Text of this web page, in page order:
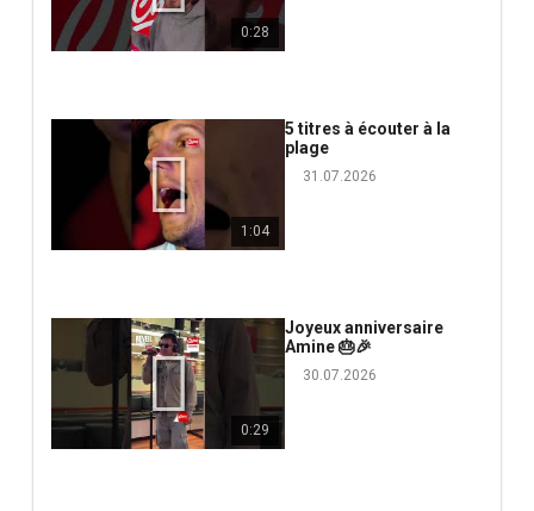
0:28
1:04
5 titres à écouter à la
plage
31.07.2026
0:29
Joyeux anniversaire
Amine 🎂🎉
30.07.2026